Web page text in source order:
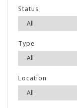
Status
Type
Location